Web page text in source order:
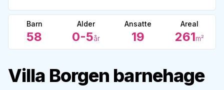
Barn
58
Alder
0-5år
Ansatte
19
Areal
261m²
Villa Borgen barnehage